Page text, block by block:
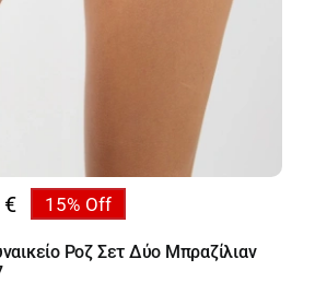
€ 15% Off
Ροζ Σετ Δύο Μπραζίλιαν